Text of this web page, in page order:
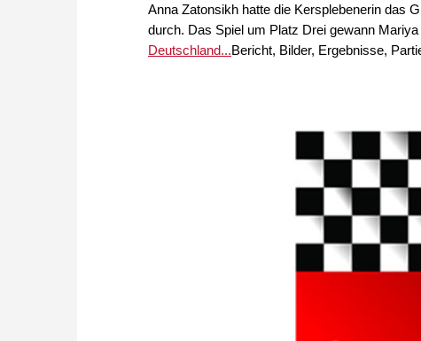
Anna Zatonsikh hatte die Kersplebenerin das
durch. Das Spiel um Platz Drei gewann
Deutschland...Bericht, Bilder, Ergebnisse,